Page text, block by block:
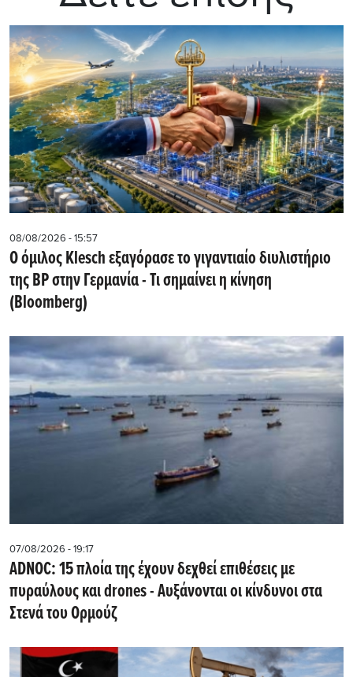
08/08/2026 - 15:57
Ο όμιλος Klesch εξαγόρασε το γιγαντιαίο διυλιστήριο
της BP στην Γερμανία - Τι σημαίνει η κίνηση
(Βloomberg)
07/08/2026 - 19:17
ADNOC: 15 πλοία της έχουν δεχθεί επιθέσεις με
πυραύλους και drones - Aυξάνονται οι κίνδυνοι στα
Στενά του Ορμούζ